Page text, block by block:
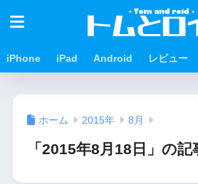
iPhone iPad Android レビュー
ホーム 2015年 8月
「2015年8月18日」の記